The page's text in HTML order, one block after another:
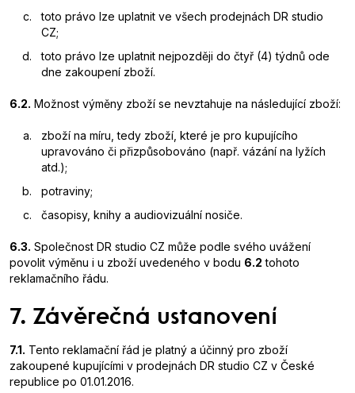
toto právo lze uplatnit ve všech prodejnách DR studio
CZ;
toto právo lze uplatnit nejpozději do čtyř (4) týdnů ode
dne zakoupení zboží.
6.2. Možnost výměny zboží se nevztahuje na následující zboží:
zboží na míru, tedy zboží, které je pro kupujícího
upravováno či přizpůsobováno (např. vázání na lyžích
atd.);
potraviny;
časopisy, knihy a audiovizuální nosiče.
6.3. Společnost DR studio CZ může podle svého uvážení
povolit výměnu i u zboží uvedeného v bodu 6.2 tohoto
reklamačního řádu.
7. Závěrečná ustanovení
7.1. Tento reklamační řád je platný a účinný pro zboží
zakoupené kupujícími v prodejnách DR studio CZ v České
republice po 01.01.2016.